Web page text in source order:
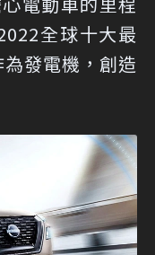
全球十大最
為發電機，創造